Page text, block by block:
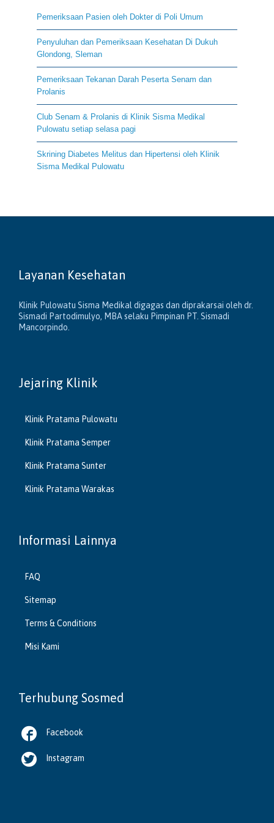
Pemeriksaan Pasien oleh Dokter di Poli Umum
Penyuluhan dan Pemeriksaan Kesehatan Di Dukuh
Glondong, Sleman
Pemeriksaan Tekanan Darah Peserta Senam dan
Prolanis
Club Senam & Prolanis di Klinik Sisma Medikal
Pulowatu setiap selasa pagi
Skrining Diabetes Melitus dan Hipertensi oleh Klinik
Sisma Medikal Pulowatu
Layanan Kesehatan
Klinik Pulowatu Sisma Medikal digagas dan diprakarsai oleh dr.
Sismadi Partodimulyo, MBA selaku Pimpinan PT. Sismadi
Mancorpindo.
Jejaring Klinik
Klinik Pratama Pulowatu
Klinik Pratama Semper
Klinik Pratama Sunter
Klinik Pratama Warakas
Informasi Lainnya
FAQ
Sitemap
Terms & Conditions
Misi Kami
Terhubung Sosmed
 Facebook
 Instagram